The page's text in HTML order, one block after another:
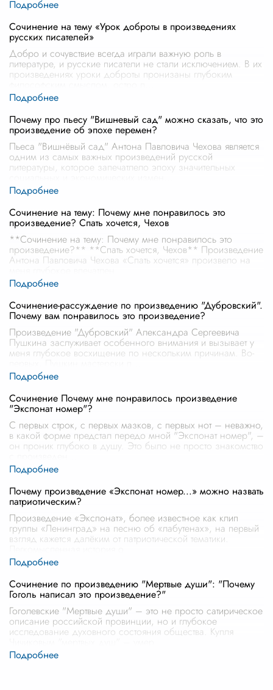
Сочинение на тему «Урок доброты в произведениях
русских писателей»
Добро и сочувствие всегда играли важную роль в
литературе, и русские писатели не стали исключением. В их
произведениях уроки доброты пронизаны глубоким
Почему про пьесу "Вишневый сад" можно сказать, что это
произведение об эпохе перемен?
Пьеса "Вишнёвый сад" Антона Павловича Чехова является
одним из самых важных произведений русской
литературы, которое запечатлело эпоху значительных
Сочинение на тему: Почему мне понравилось это
произведение? Спать хочется, Чехов
**Сочинение на тему: Почему мне понравилось это
произведение?** **Спать хочется, Чехов** Произведение
Антона Павловича Чехова «Спать хочется» произвело на
Сочинение-рассуждение по произведению "Дубровский".
Почему вам понравилось это произведение?
Произведение "Дубровский" Александра Сергеевича
Пушкина заслуживает особенного внимания и вызывает у
меня глубокое восхищение по нескольким причинам. Во-
Сочинение Почему мне понравилось произведение
"Экспонат номер"?
С первых строк, с первых мазков, с первых нот – неважно,
в какой форме предстал передо мной "Экспонат номер", –
он проник глубоко в душу. Это было не просто знакомство
Почему произведение «Экспонат номер...» можно назвать
патриотическим?
Произведение «Экспонат», более известное как клип
группы «Ленинград» на песню об «лабутенах», на первый
взгляд кажется далёким от патриотической тематики.
Сочинение по произведению "Мертвые души": "Почему
Гоголь написал это произведение?"
Гоголевские "Мертвые души" – это не просто сатирическое
описание российской провинции, но и глубокое
исследование духовного состояния общества. Купля